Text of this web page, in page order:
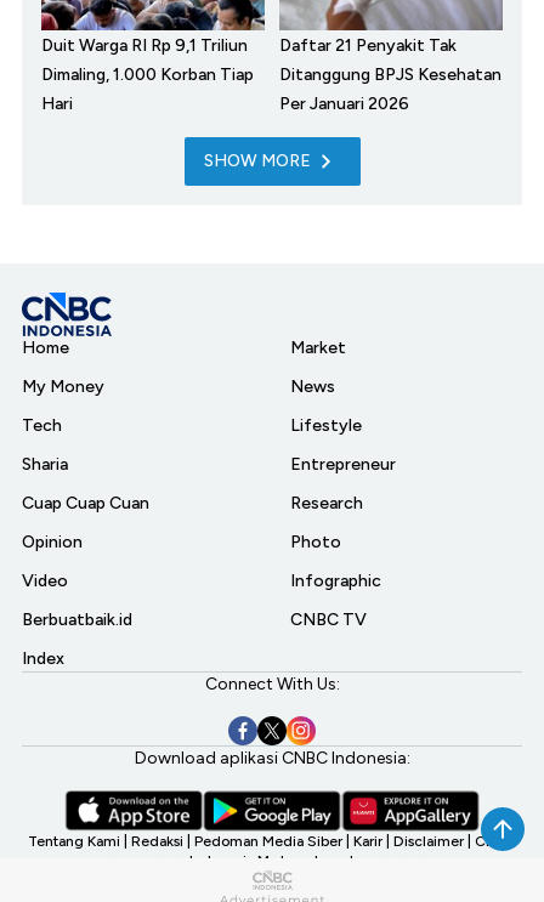
Duit Warga RI Rp 9,1 Triliun
Dimaling, 1.000 Korban Tiap
Hari
Daftar 21 Penyakit Tak
Ditanggung BPJS Kesehatan
Per Januari 2026
SHOW MORE
Home
My Money
Tech
Sharia
Cuap Cuap Cuan
Opinion
Video
Berbuatbaik.id
Index
Market
News
Lifestyle
Entrepreneur
Research
Photo
Infographic
CNBC TV
Connect With Us:
Download aplikasi CNBC Indonesia:
Tentang Kami Redaksi Pedoman Media Siber Karir Disclaimer CNBC
Indonesia My Investment
©2026 CNBC Indonesia, A Transmedia Company